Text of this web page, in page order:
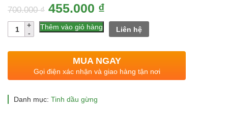
700.000₫ Giá
gốc
700.000 ₫.
455.000 ₫
hiện
tại
là:
455.000 ₫.
lượng
Thêm vào giỏ hàng Liên hệ
MUA NGAY
Gọi điện xác nhận và giao hàng tận nơi
Danh mục: Tinh dầu gừng